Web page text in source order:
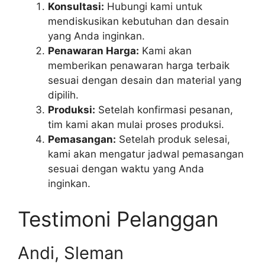
Konsultasi: Hubungi kami untuk
mendiskusikan kebutuhan dan desain
yang Anda inginkan.
Penawaran Harga: Kami akan
memberikan penawaran harga terbaik
sesuai dengan desain dan material yang
dipilih.
Produksi: Setelah konfirmasi pesanan,
tim kami akan mulai proses produksi.
Pemasangan: Setelah produk selesai,
kami akan mengatur jadwal pemasangan
sesuai dengan waktu yang Anda
inginkan.
Testimoni Pelanggan
Andi, Sleman